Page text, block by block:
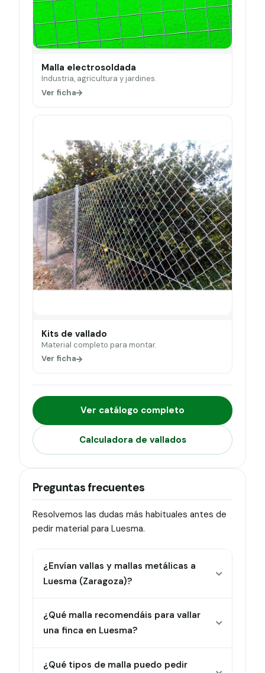
Malla electrosoldada
Industria, agricultura y jardines.
Ver ficha
Kits de vallado
Material completo para montar.
Ver ficha
Ver catálogo completo
Calculadora de vallados
Preguntas frecuentes
Resolvemos las dudas más habituales antes de
pedir material para Luesma.
¿Envían vallas y mallas metálicas a
Luesma (Zaragoza)?
¿Qué malla recomendáis para vallar
una finca en Luesma?
¿Qué tipos de malla puedo pedir